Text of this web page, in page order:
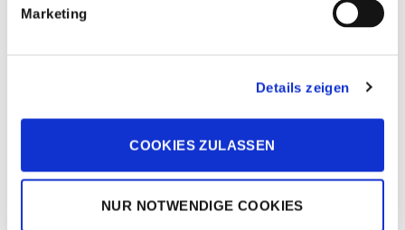
Marketing
Details zeigen
COOKIES ZULASSEN
NUR NOTWENDIGE COOKIES